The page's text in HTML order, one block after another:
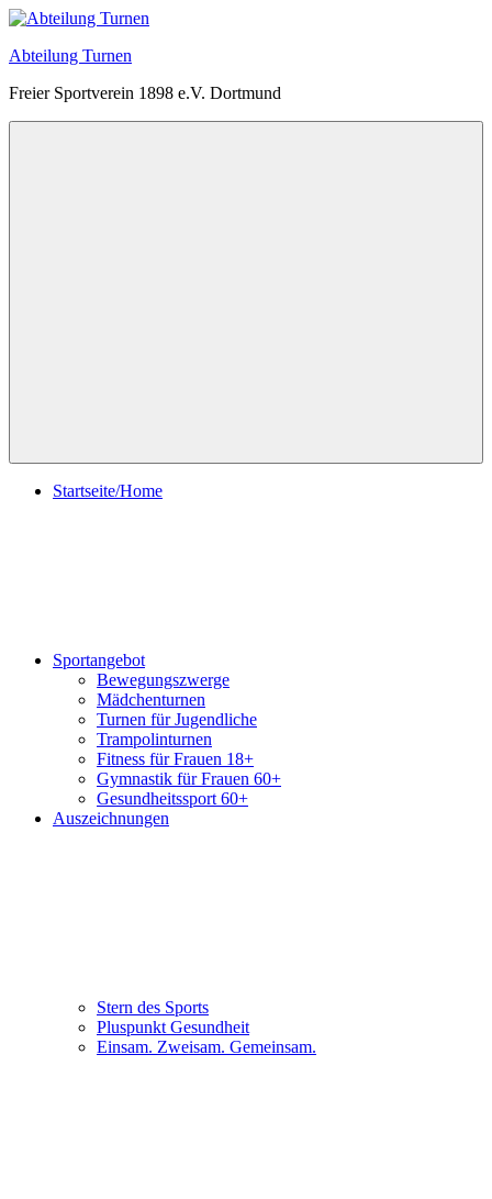
Zum
springen
Abteilung Turnen
Freier Sportverein 1898 e.V. Dortmund
Startseite/Home
Sportangebot
Bewegungszwerge
Mädchenturnen
Turnen für Jugendliche
Trampolinturnen
Fitness für Frauen 18+
Gymnastik für Frauen 60+
Gesundheitssport 60+
Auszeichnungen
Stern des Sports
Pluspunkt Gesundheit
Einsam. Zweisam. Gemeinsam.